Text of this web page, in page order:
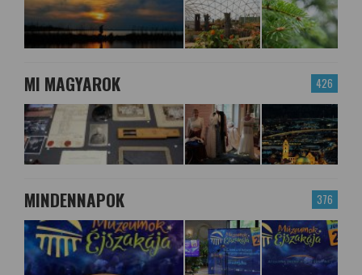
426
MI MAGYAROK
376
MINDENNAPOK